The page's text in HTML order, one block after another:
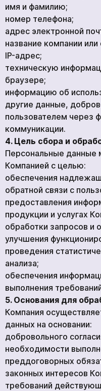
имя и фамилию;
номер телефона;
адрес электронной
название компании или
IP-адрес;
техническую
браузере;
информацию об
другие данные,
пользователем через
коммуникации.
4. Цель сбора и
Персональные данные
Компанией с целью:
обеспечения
обратной связи с
предоставления
продукции и услугах
обработки запросов и
улучшения
проведения
анализа;
обеспечения
выполнения
5. Основания для
Компания
данных на основании:
добровольного
необходимости
преддоговорных
законных интересов
требований